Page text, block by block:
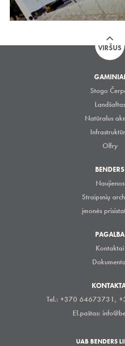
VIRŠUS
GAMINIAI
Stogo
Landšaftas
Natūralus
Olfry
BENDERS
Naujienos
Straipsnių
įmonės
PAGALBA
Kontaktai
Tel.: +370 64673731,
El.paštas:
UAB BENDERS